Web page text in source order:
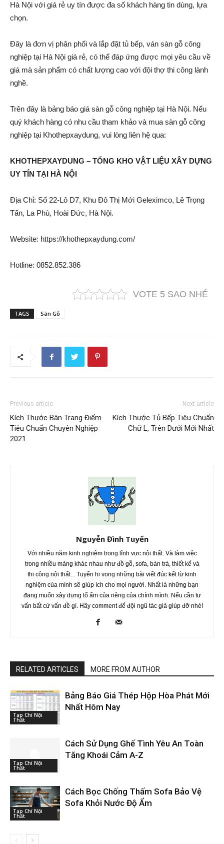
Hà Nội với giá rẻ uy tín được đa số khách hàng tin dùng, lựa
chọn.
Đây là đơn vị phân phối và lắp đặt tủ bếp, ván sàn gỗ công
nghiệp tại Hà Nội giá rẻ, có thể đáp ứng được mọi yêu cầu về
giá mà sản phẩm có chất lượng cao với đội thợ thi công lành
nghề.
Trên đây là bảng báo giá sàn gỗ công nghiệp tại Hà Nội. Nếu
quý khách hàng có nhu cầu tham khảo và mua sàn gỗ công
nghiệp tại Khothepxaydung, vui lòng liên hệ qua:
KHOTHEPXAYDUNG – TỔNG KHO VẬT LIỆU XÂY DỰNG
UY TÍN TẠI HÀ NỘI
Địa Chỉ: Số 22-Lô D7, Khu Đô Thị Mới Geleximco, Lê Trọng
Tấn, La Phù, Hoài Đức, Hà Nội.
Website: https://khothepxaydung.com/
Hotline: 0852.852.386
VOTE 5 SAO NHÉ
TAGS Sàn Gỗ
Previous article
Kích Thước Bàn Trang Điểm
Tiêu Chuẩn Chuyên Nghiệp
2021
Next article
Kích Thước Tủ Bếp Tiêu Chuẩn
Chữ L, Trên Dưới Mới Nhất
Nguyễn Đình Tuyến
Với nhiều năm kinh nghiệm trong lĩnh vực nội thất. Và làm việc
trong nhiều mảng khác nhau như đồ gỗ, sofa, bàn trà, thiết kế và
thi công nội thất... Tuyến hi vọng những bài viết đúc kết từ kinh
nghiệm của mình sẽ giúp ích cho mọi người. Nhất là những bạn
đang muốn xây dựng tổ ấm của riêng của chính mình. Nếu cần tư
vấn bất cứ vấn đề gì. Hãy comment để đội ngũ tác giả giúp đỡ nhé!
RELATED ARTICLES MORE FROM AUTHOR
Tạp Chí Nội
Thất
Bảng Báo Giá Thép Hộp Hòa Phát Mới
Nhất Hôm Nay
Tạp Chí Nội
Thất
Cách Sử Dụng Ghế Tình Yêu An Toàn
Tăng Khoái Cảm A-Z
Tạp Chí Nội
Thất
Cách Bọc Chống Thấm Sofa Bảo Vệ
Sofa Khỏi Nước Độ Ẩm